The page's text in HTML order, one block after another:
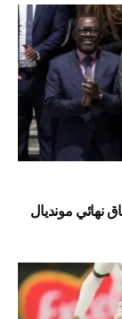
نهائي مونديال